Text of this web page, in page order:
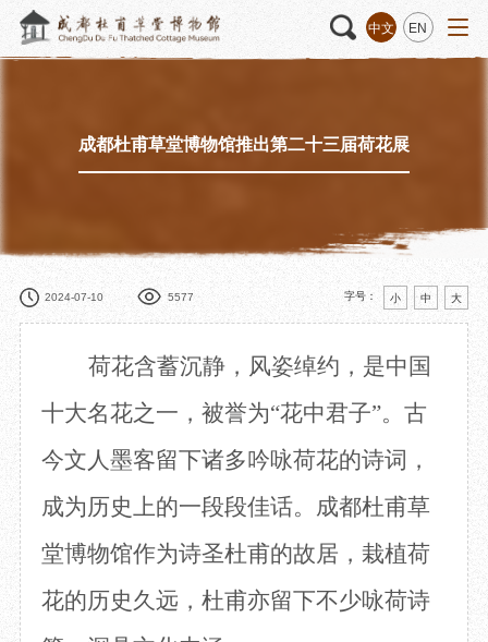
中文 EN
请
活动 “人日游草堂”系列文化活动 藏品 藏品概述
数字资源
捐赠名录
文创 杜甫草堂文创馆
数字文创
IP授权
草堂艺术中心
文创咨询
景点 正门
诗史堂
柴门
工部祠
少陵草堂碑亭
成都杜甫草堂博物馆推出第二十三届荷花展
2024-07-10 5577 字号： 小 中 大
荷花含蓄沉静，风姿绰约，是中国
十大名花之一，被誉为“花中君子”。 古
今文人墨客留下诸多吟咏荷花的诗词，
成为历史上的一段段佳话。 成都杜甫草
堂博物馆作为诗圣杜甫的故居，栽植荷
花的历史久远，杜甫亦留下不少咏荷诗